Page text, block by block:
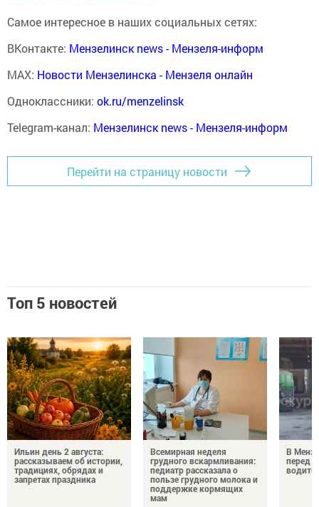
Самое интересное в наших социальных сетях:
ВКонтакте: Мензелинск news - Мензеля-информ
MAX: Новости Мензелинска - Мензеля онлайн
Одноклассники: ok.ru/menzelinsk
Telegram-канал: Мензелинск news - Мензеля-информ
Перейти на страницу новости
Топ 5 новостей
Ильин день 2 августа:
рассказываем об истории,
традициях, обрядах и
запретах праздника
Всемирная неделя
грудного вскармливания:
педиатр рассказала о
пользе грудного молока и
поддержке кормящих
мам
В
перед